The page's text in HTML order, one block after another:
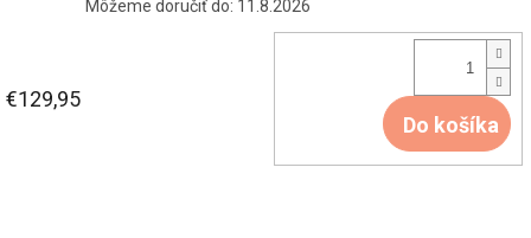
Môžeme doručiť do: 11.8.2026
€129,95
Do košíka